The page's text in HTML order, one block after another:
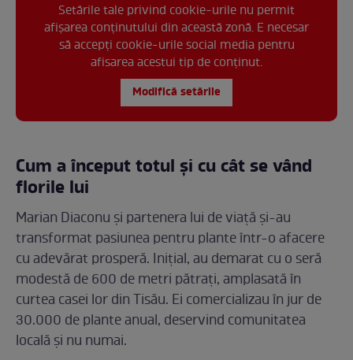
Setările tale privind cookie-urile nu permit
afișarea conținutului din această zonă. E necesar
să accepți cookie-urile social media pentru
afisarea acestui tip de conținut.
Modifică setările
Cum a început totul și cu cât se vând
florile lui
Marian Diaconu și partenera lui de viață și-au
transformat pasiunea pentru plante într-o afacere
cu adevărat prosperă. Inițial, au demarat cu o seră
modestă de 600 de metri pătrați, amplasată în
curtea casei lor din Tisău. Ei comercializau în jur de
30.000 de plante anual, deservind comunitatea
locală și nu numai.